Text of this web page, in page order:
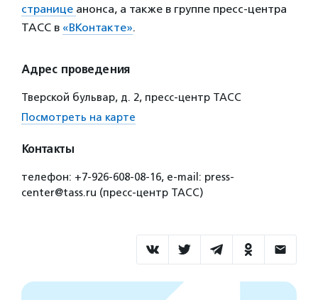
странице анонса, а также в группе пресс-центра
ТАСС в «ВКонтакте».
Адрес проведения
Тверской бульвар, д. 2, пресс-центр ТАСС
Посмотреть на карте
Контакты
телефон: +7-926-608-08-16, e-mail: press-
center@tass.ru (пресс-центр ТАСС)